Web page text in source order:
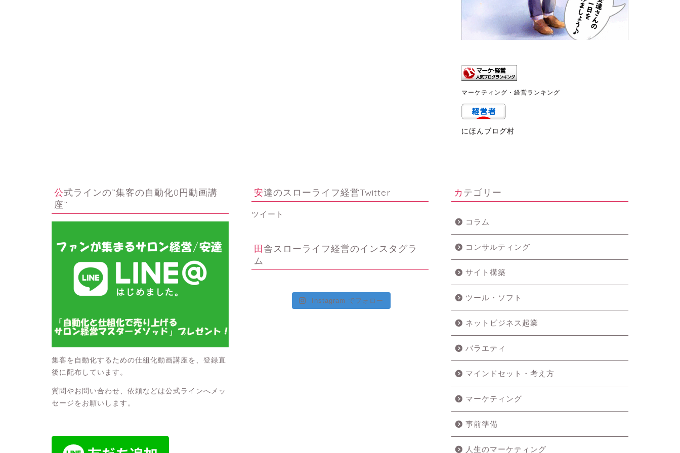
マーケティング・経営ランキング
にほんブログ村
公式ラインの”集客の自動化0円動画講
座”
集客を自動化するための仕組化動画講座を、登録直
後に配布しています。
質問やお問い合わせ、依頼などは公式ラインへメッ
セージをお願いします。
安達のスローライフ経営Twitter
ツイート
田舎スローライフ経営のインスタグラ
ム
Instagram でフォロー
カテゴリー
コラム
コンサルティング
サイト構築
ツール・ソフト
ネットビジネス起業
バラエティ
マインドセット・考え方
マーケティング
事前準備
人生のマーケティング